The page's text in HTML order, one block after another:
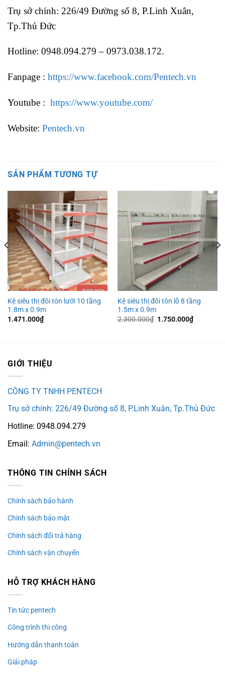
Trụ sở chính: 226/49 Đường số 8, P.Linh Xuân,
Tp.Thủ Đức
Hotline: 0948.094.279 – 0973.038.172.
Fanpage : https://www.facebook.com/Pentech.vn
Youtube : https://www.youtube.com/
Website: Pentech.vn
SẢN PHẨM TƯƠNG TỰ
Kệ siêu thị đôi tôn lưới 10 tầng
1.8m x 0.9m
1.471.000₫
Kệ siêu thị đôi tôn lỗ 8 tầng
1.5m x 0.9m
2.300.000₫ Giá
1.750.000₫Giá
hiện
GIỚI THIỆU
CÔNG TY TNHH PENTECH
Trụ sở chính: 226/49 Đường số 8, P.Linh Xuân, Tp.Thủ Đức
Hotline: 0948.094.279
Email: Admin@pentech.vn
THÔNG TIN CHÍNH SÁCH
Chính sách bảo hành
Chính sách bảo mật
Chính sách đổi trả hàng
Chính sách vận chuyển
HỖ TRỢ KHÁCH HÀNG
Tin tức pentech
Công trình thi công
Hướng dẫn thanh toán
Giải pháp